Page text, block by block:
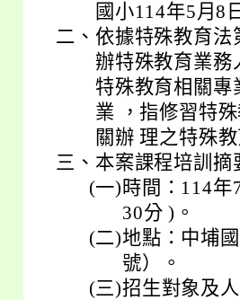
國小114年5月8
二、 依據特殊教育法
辦特殊教育業務
特殊教育相關專
業 ，指修習特
關辦 理之特殊
三、 本案課程培訓摘
(一) 時間：114
30分 )。
(二)地點：中埔
號）。
(三)招生對象及人